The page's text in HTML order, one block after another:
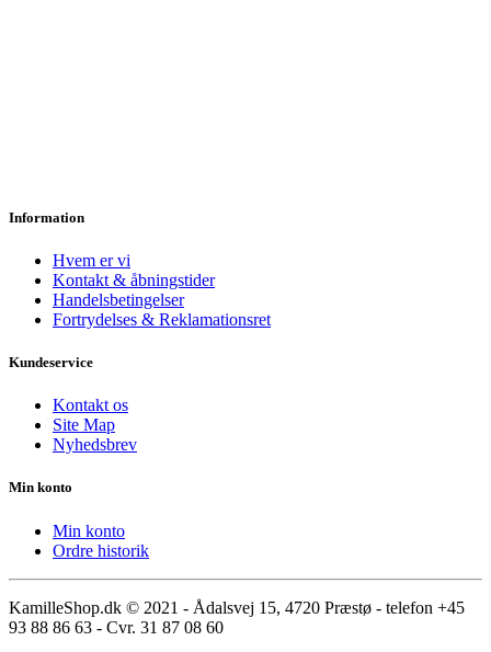
Information
Hvem er vi
Kontakt & åbningstider
Handelsbetingelser
Fortrydelses & Reklamationsret
Kundeservice
Kontakt os
Site Map
Nyhedsbrev
Min konto
Min konto
Ordre historik
KamilleShop.dk © 2021 - Ådalsvej 15, 4720 Præstø - telefon +45
93 88 86 63 - Cvr. 31 87 08 60